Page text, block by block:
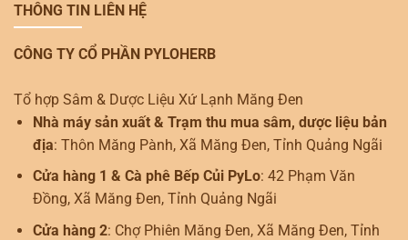
THÔNG TIN LIÊN HỆ
CÔNG TY CỔ PHẦN PYLOHERB
Tổ hợp Sâm & Dược Liệu Xứ Lạnh Măng Đen
Nhà máy sản xuất & Trạm thu mua sâm, dược liệu bản
địa: Thôn Măng Pành, Xã Măng Đen, Tỉnh Quảng Ngãi
Cửa hàng 1 & Cà phê Bếp Củi PyLo: 42 Phạm Văn
Đồng, Xã Măng Đen, Tỉnh Quảng Ngãi
Cửa hàng 2: Chợ Phiên Măng Đen, Xã Măng Đen, Tỉnh